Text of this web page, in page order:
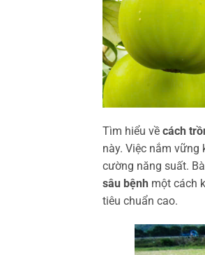
Tìm hiểu về cách
này. Việc nắm
cường năng suất.
sâu bệnh một cách
tiêu chuẩn cao.